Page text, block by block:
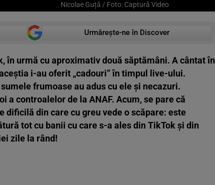
Nicolae Guță / Foto: Captură Video
Urmărește-ne în Discover
în urmă cu aproximativ două săptămâni. A cântat în
i-au oferit „cadouri” în timpul live-ului.
frumoase au adus cu ele și necazuri.
a controalelor de la ANAF. Acum, se pare că
din care cu greu vede o scăpare: este
tot cu banii cu care s-a ales din TikTok și din
zile la rând!